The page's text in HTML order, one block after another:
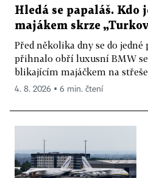
Hledá se papaláš. Kdo
majákem skrze
Před několika dny se do
přihnalo obří luxusní BMW
blikajícím majáčkem na
4. 8. 2026 ▪ 6 min. čtení